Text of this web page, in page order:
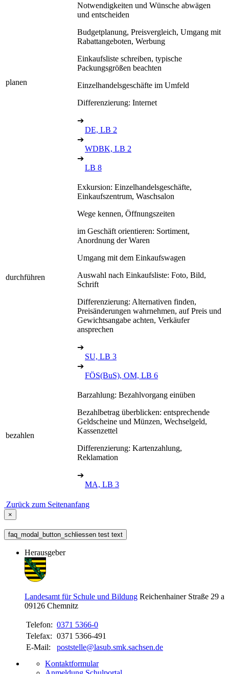
planen
Notwendigkeiten und Wünsche abwägen
und entscheiden
Budgetplanung, Preisvergleich, Umgang mit
Rabattangeboten, Werbung
Einkaufsliste schreiben, typische
Packungsgrößen beachten
Einzelhandelsgeschäfte im Umfeld
Differenzierung: Internet
➔
DE, LB 2
➔
WDBK, LB 2
➔
LB 8
durchführen
Exkursion: Einzelhandelsgeschäfte,
Einkaufszentrum, Waschsalon
Wege kennen, Öffnungszeiten
im Geschäft orientieren: Sortiment,
Anordnung der Waren
Umgang mit dem Einkaufswagen
Auswahl nach Einkaufsliste: Foto, Bild,
Schrift
Differenzierung: Alternativen finden,
Preisänderungen wahrnehmen, auf Preis und
Gewichtsangabe achten, Verkäufer
ansprechen
➔
SU, LB 3
➔
FÖS(BuS), OM, LB 6
bezahlen
Barzahlung: Bezahlvorgang einüben
Bezahlbetrag überblicken: entsprechende
Geldscheine und Münzen, Wechselgeld,
Kassenzettel
Differenzierung: Kartenzahlung,
Reklamation
➔
MA, LB 3
Zurück zum Seitenanfang
×
faq_modal_button_schliessen test text
Herausgeber
Landesamt für Schule und Bildung Reichenhainer Straße 29 a
09126 Chemnitz
Telefon: 0371 5366-0
Telefax: 0371 5366-491
E-Mail:
poststelle@lasub.smk.sachsen.de
Kontaktformular